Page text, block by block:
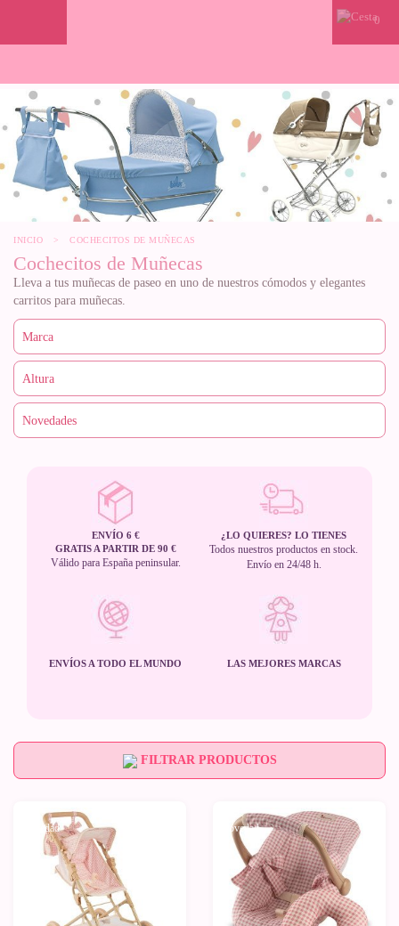
0
INICIO > COCHECITOS DE MUÑECAS
Cochecitos de Muñecas
Lleva a tus muñecas de paseo en uno de nuestros cómodos y elegantes
carritos para muñecas.
ENVÍO 6 €
GRATIS A PARTIR DE 90 €
Válido para España peninsular.
¿LO QUIERES? LO TIENES
Todos nuestros productos en stock.
Envío en 24/48 h.
ENVÍOS A TODO EL MUNDO LAS MEJORES MARCAS
FILTRAR PRODUCTOS
Novedad Novedad